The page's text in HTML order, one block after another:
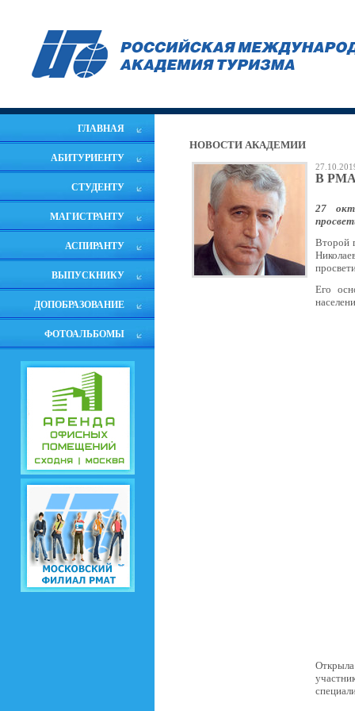
ГЛАВНАЯ
АБИТУРИЕНТУ
СТУДЕНТУ
МАГИСТРАНТУ
АСПИРАНТУ
ВЫПУСКНИКУ
ДОПОБРАЗОВАНИЕ
ФОТОАЛЬБОМЫ
НОВОСТИ АКАДЕМИИ
В
27
Второй
Его